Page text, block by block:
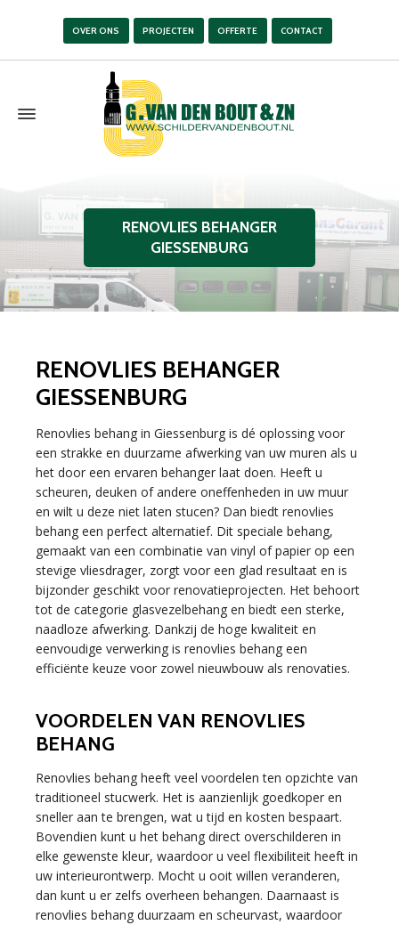
OVER ONS PROJECTEN OFFERTE CONTACT
RENOVLIES BEHANGER
GIESSENBURG
RENOVLIES BEHANGER
GIESSENBURG
Renovlies behang in Giessenburg is dé oplossing voor
een strakke en duurzame afwerking van uw muren als u
het door een ervaren behanger laat doen. Heeft u
scheuren, deuken of andere oneffenheden in uw muur
en wilt u deze niet laten stucen? Dan biedt renovlies
behang een perfect alternatief. Dit speciale behang,
gemaakt van een combinatie van vinyl of papier op een
stevige vliesdrager, zorgt voor een glad resultaat en is
bijzonder geschikt voor renovatieprojecten. Het behoort
tot de categorie glasvezelbehang en biedt een sterke,
naadloze afwerking. Dankzij de hoge kwaliteit en
eenvoudige verwerking is renovlies behang een
efficiënte keuze voor zowel nieuwbouw als renovaties.
VOORDELEN VAN RENOVLIES
BEHANG
Renovlies behang heeft veel voordelen ten opzichte van
traditioneel stucwerk. Het is aanzienlijk goedkoper en
sneller aan te brengen, wat u tijd en kosten bespaart.
Bovendien kunt u het behang direct overschilderen in
elke gewenste kleur, waardoor u veel flexibiliteit heeft in
uw interieurontwerp. Mocht u ooit willen veranderen,
dan kunt u er zelfs overheen behangen. Daarnaast is
renovlies behang duurzaam en scheurvast, waardoor